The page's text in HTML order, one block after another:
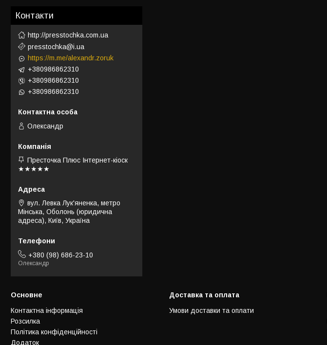
Контакти
http://presstochka.com.ua
presstochka@i.ua
https://m.me/alexandr.zoruk
+380986862310
+380986862310
+380986862310
Олександр
Престочка Плюс Інтернет-кіоск
★★★★★
вул. Левка Лук'яненка, метро
Мінська, Оболонь (юридична
адреса), Київ, Україна
+380 (98) 686-23-10
Олександр
Основне
Контактна інформація
Розсилка
Політика конфіденційності
Додаток
Доставка та оплата
Умови доставки та оплати